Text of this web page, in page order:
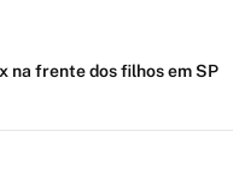
na frente dos filhos em SP